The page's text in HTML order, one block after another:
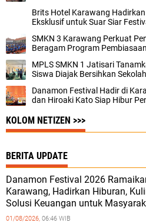
Brits Hotel Karawang
Eksklusif untuk Suar Siar
SMKN 3 Karawang Perkuat
Beragam Program
MPLS SMKN 1 Jatisari
Siswa Diajak Bersihkan
Danamon Festival Hadir di
dan Hiroaki Kato Siap Hibur
KOLOM NETIZEN >>>
BERITA UPDATE
Danamon Festival 2026
Karawang, Hadirkan Hiburan,
Solusi Keuangan untuk
01/08/2026, 06:46 WIB